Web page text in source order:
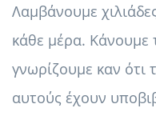
Λαμβάνουμε
κάθε μέρα.
γνωρίζουμε καν ότι
αυτούς έχουν